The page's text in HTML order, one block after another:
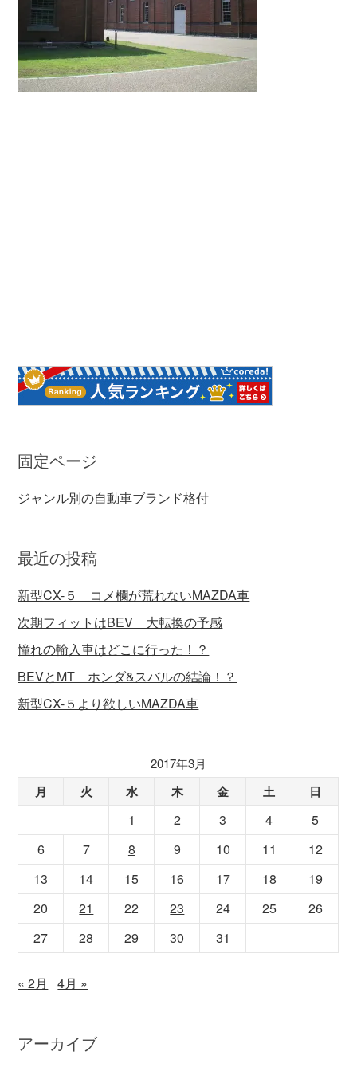
固定ページ
ジャンル別の自動車ブランド格付
最近の投稿
新型CX-５ コメ欄が荒れないMAZDA車
次期フィットはBEV 大転換の予感
憧れの輸入車はどこに行った！？
BEVとMT ホンダ&スバルの結論！？
新型CX-５より欲しいMAZDA車
2017年3月
月 火 水 木 金 土 日
1 2 3 4
5
6
7 8 9 10 11
12
13
14 15 16 17 18
19
20
21 22 23 24 25
26
27
28 29 30 31
« 2月 4月 »
アーカイブ